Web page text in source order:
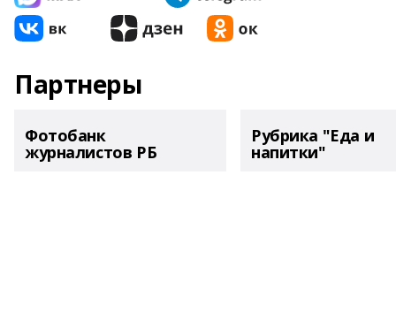
Партнеры
Фотобанк
журналистов РБ
Рубрика "Еда и
напитки"